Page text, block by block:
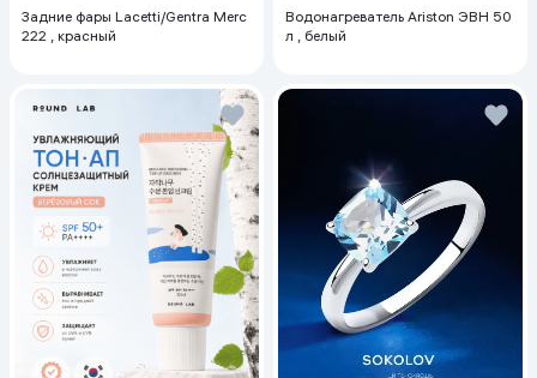
Задние фары Lacetti/Gentra Merc
222 , красный
Водонагреватель Ariston ЭВН 50
л , белый